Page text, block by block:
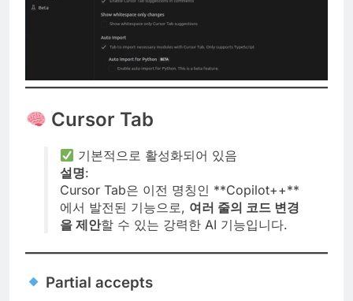
Cursor Tab
기본적으로 활성화되어 있음
설명:
Cursor Tab은 이전 명칭인 **Copilot++**
에서 발전된 기능으로, 여러 줄의 코드 변경
을 제안할 수 있는 강력한 AI 기능입니다.
Partial accepts